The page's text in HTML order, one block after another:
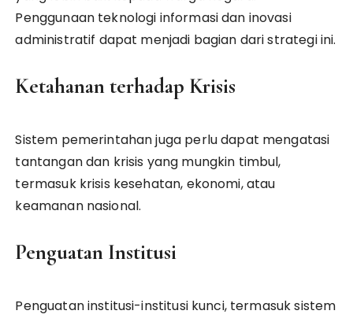
Penggunaan teknologi informasi dan inovasi
administratif dapat menjadi bagian dari strategi ini.
Ketahanan terhadap Krisis
Sistem pemerintahan juga perlu dapat mengatasi
tantangan dan krisis yang mungkin timbul,
termasuk krisis kesehatan, ekonomi, atau
keamanan nasional.
Penguatan Institusi
Penguatan institusi-institusi kunci, termasuk sistem